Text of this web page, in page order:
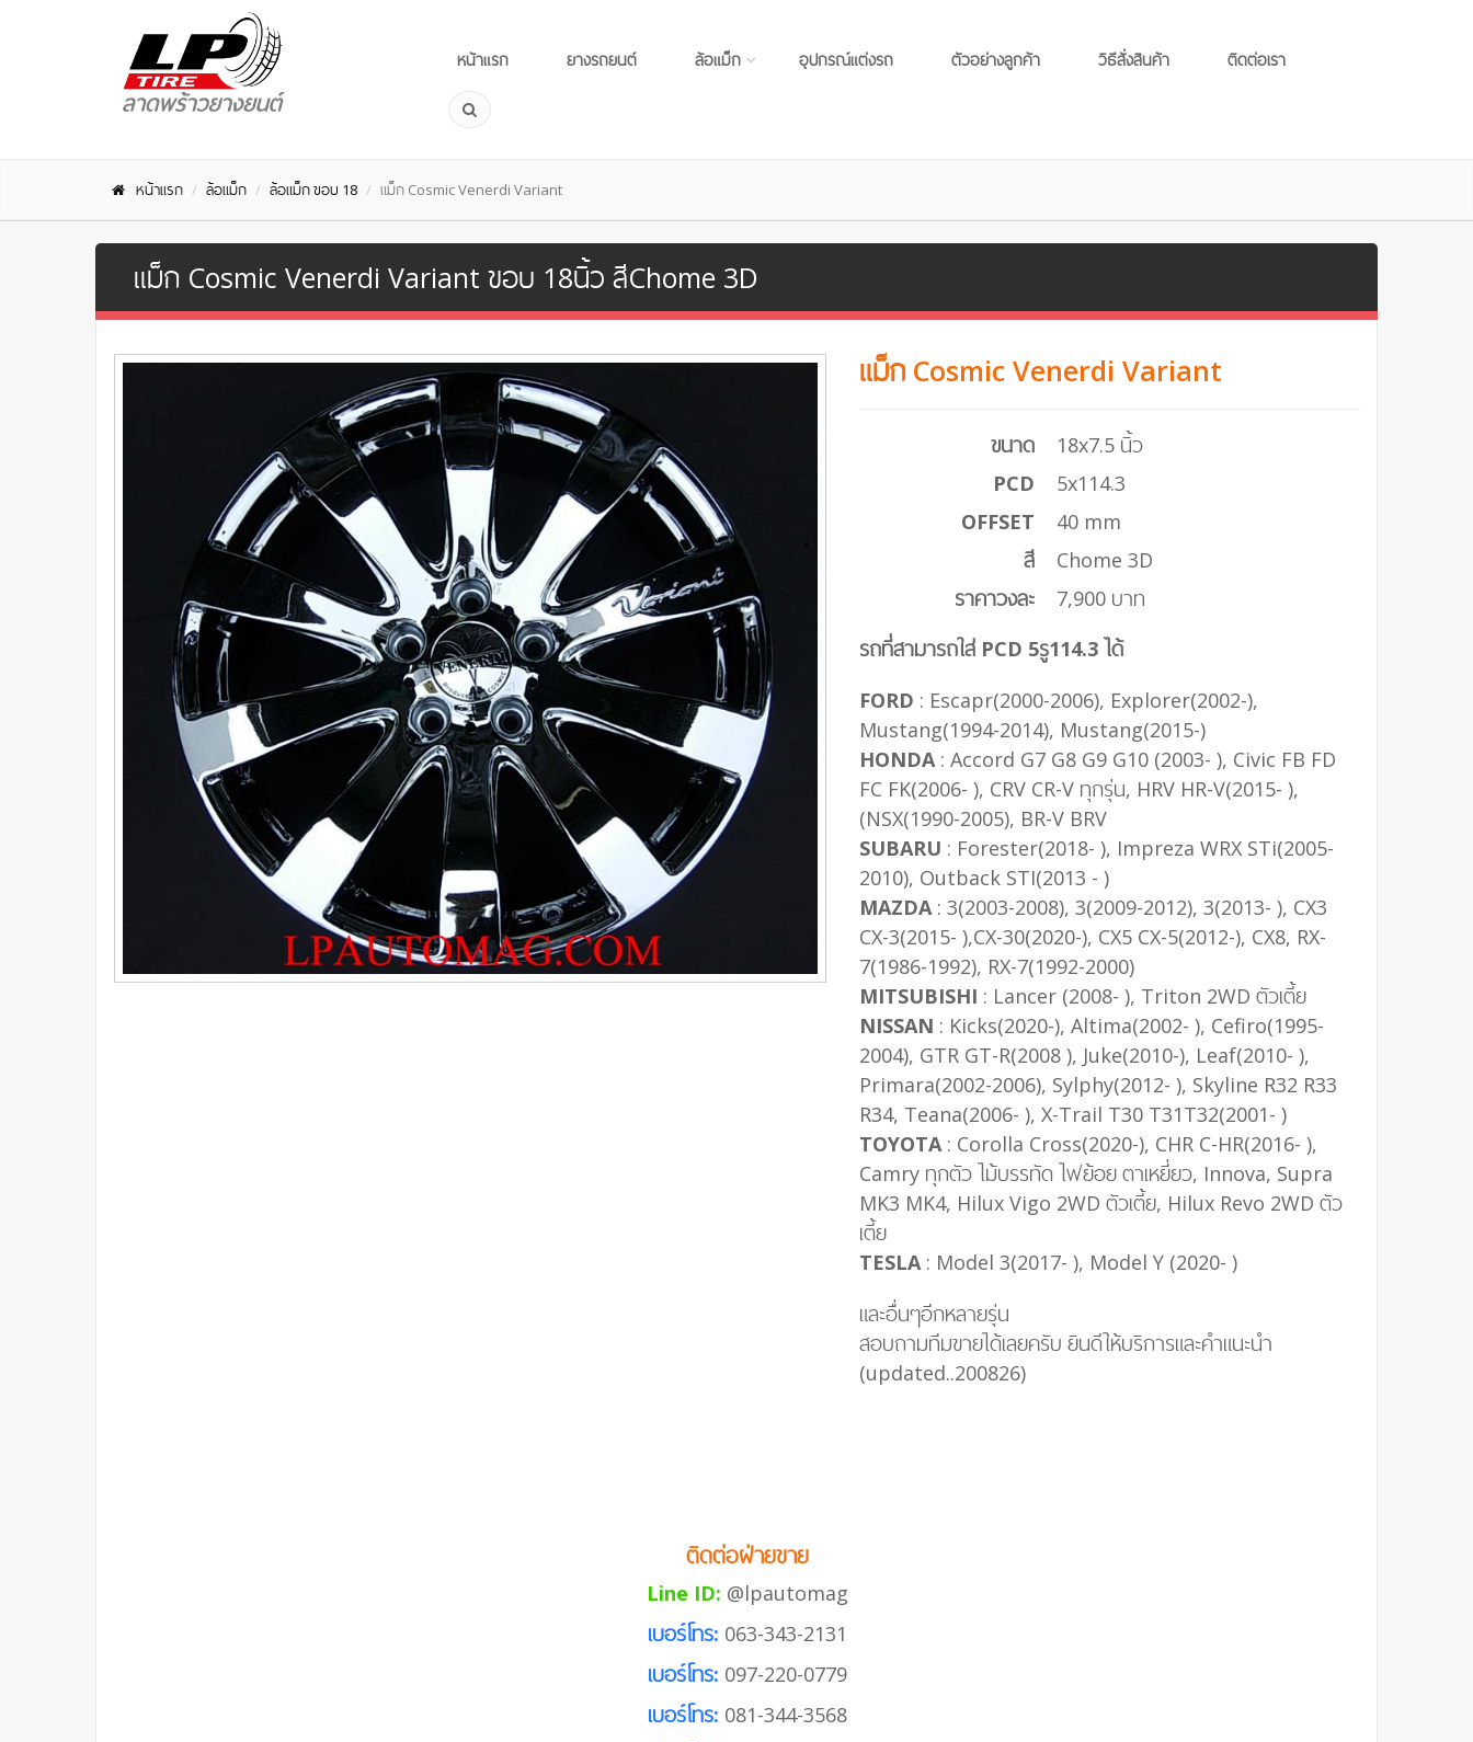
หน้าแรก ยางรถยนต์ ล้อแม็ก อุปกรณ์แต่งรถ ตัวอย่างลูกค้า วิธีสั่งสินค้า ติดต่อเรา
หน้าแรก ล้อแม็ก ล้อแม็ก ขอบ 18 แม็ก Cosmic Venerdi Variant
แม็ก Cosmic Venerdi Variant ขอบ 18นิ้ว สีChome 3D
แม็ก Cosmic Venerdi Variant
ขนาด
18x7.5 นิ้ว
PCD
5x114.3
OFFSET
40 mm
สี
Chome 3D
ราคาวงละ
7,900 บาท
รถที่สามารถใส่ PCD 5รู114.3 ได้
FORD : Escapr(2000-2006), Explorer(2002-),
Mustang(1994-2014), Mustang(2015-)
HONDA: Accord G7 G8 G9 G10 (2003- ), Civic FB FD
FC FK(2006- ), CRV CR-V ทุกรุ่น, HRV HR-V(2015- ),
(NSX(1990-2005), BR-V BRV
SUBARU : Forester(2018- ), Impreza WRX STi(2005-
2010), Outback STI(2013 - )
MAZDA: 3(2003-2008), 3(2009-2012), 3(2013- ), CX3
CX-3(2015- ),CX-30(2020-), CX5 CX-5(2012-), CX8, RX-
7(1986-1992), RX-7(1992-2000)
MITSUBISHI : Lancer (2008- ), Triton 2WD ตัวเตี้ย
NISSAN : Kicks(2020-), Altima(2002- ), Cefiro(1995-
2004), GTR GT-R(2008 ), Juke(2010-), Leaf(2010- ),
Primara(2002-2006), Sylphy(2012- ), Skyline R32 R33
R34, Teana(2006- ), X-Trail T30 T31T32(2001- )
TOYOTA: Corolla Cross(2020-), CHR C-HR(2016- ),
Camry ทุกตัว ไม้บรรทัด ไฟย้อย ตาเหยี่ยว, Innova, Supra
MK3 MK4, Hilux Vigo 2WD ตัวเตี้ย, Hilux Revo 2WD ตัว
เตี้ย
TESLA: Model 3(2017- ), Model Y (2020- )
และอื่นๆอีกหลายรุ่น
สอบถามทีมขายได้เลยครับ ยินดีให้บริการและคำแนะนำ
(updated..200826)
ติดต่อฝ่ายขาย
Line ID: @lpautomag
เบอร์โทร: 063-343-2131
เบอร์โทร: 097-220-0779
เบอร์โทร: 081-344-3568